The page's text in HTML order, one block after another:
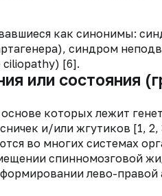
как синонимы:
синдром
ciliopathy) [6].
или состояния
которых лежит
и/или жгутиков [1,
во многих системах
спинномозговой
лево-